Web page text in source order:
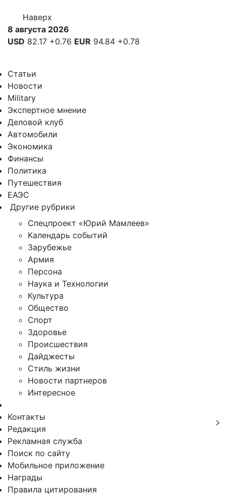
Наверх
8 августа 2026
USD 82.17 +0.76 EUR 94.84 +0.78
Статьи
Новости
Military
Экспертное мнение
Деловой клуб
Автомобили
Экономика
Финансы
Политика
Путешествия
ЕАЭС
Другие рубрики
Спецпроект «Юрий Мамлеев»
Календарь событий
Зарубежье
Армия
Персона
Наука и Технологии
Культура
Общество
Спорт
Здоровье
Происшествия
Дайджесты
Стиль жизни
Новости партнеров
Интересное
Контакты
Редакция
Рекламная служба
Поиск по сайту
Мобильное приложение
Награды
Правила цитирования